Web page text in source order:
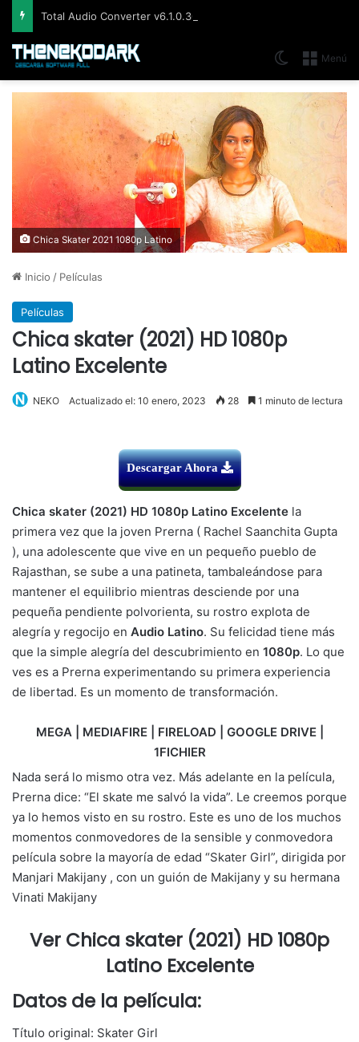
Menú
Switch skin
Chica Skater 2021 1080p Latino
Inicio / Películas
Películas
Chica skater (2021) HD 1080p
Latino Excelente
NEKO Actualizado el: 10 enero, 2023 28 1 minuto de lectura
Descargar Ahora
Chica skater (2021) HD 1080p Latino Excelente la
primera vez que la joven Prerna ( Rachel Saanchita Gupta
), una adolescente que vive en un pequeño pueblo de
Rajasthan, se sube a una patineta, tambaleándose para
mantener el equilibrio mientras desciende por una
pequeña pendiente polvorienta, su rostro explota de
alegría y regocijo en Audio Latino. Su felicidad tiene más
que la simple alegría del descubrimiento en 1080p. Lo que
ves es a Prerna experimentando su primera experiencia
de libertad. Es un momento de transformación.
MEGA | MEDIAFIRE | FIRELOAD | GOOGLE DRIVE |
1FICHIER
Nada será lo mismo otra vez. Más adelante en la película,
Prerna dice: “El skate me salvó la vida”. Le creemos porque
ya lo hemos visto en su rostro. Este es uno de los muchos
momentos conmovedores de la sensible y conmovedora
película sobre la mayoría de edad “Skater Girl”, dirigida por
Manjari Makijany , con un guión de Makijany y su hermana
Vinati Makijany
Ver Chica skater (2021) HD 1080p
Latino Excelente
Datos de la película:
Título original: Skater Girl